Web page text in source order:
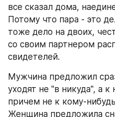
все сказал дома,
Потому что пара - это
тоже дело на двоих,
со своим партнером
свидетелей.
Мужчина предложил
уходят не "в никуда", а к
причем не к кому-
Женщина предложила